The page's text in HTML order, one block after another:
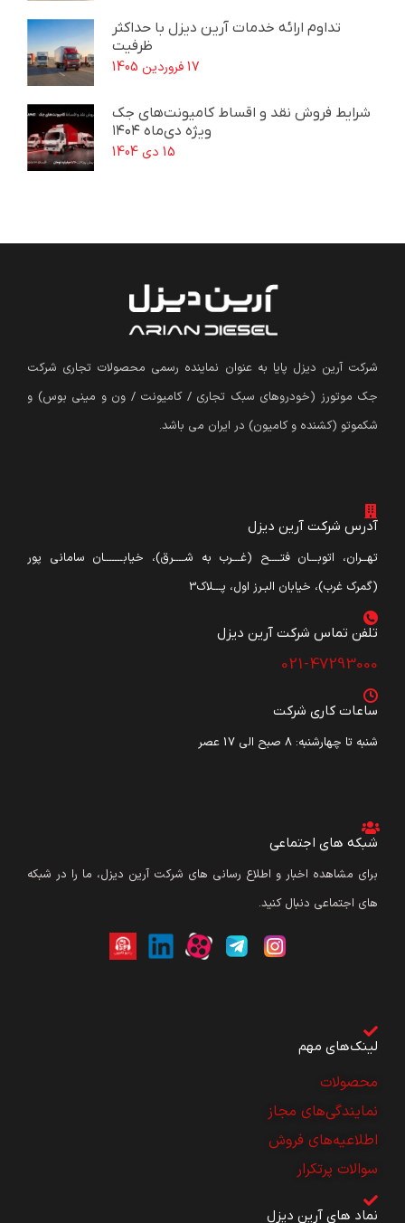
تداوم ارائه خدمات آرین دیزل با حداکثر
ظرفیت
17 فروردین 1405
شرایط فروش نقد و اقساط کامیونت‌های جک
ویژه دی‌ماه ۱۴۰۴
15 دی 1404
شرکت آرین دیزل پایا به عنوان نماینده رسمی محصولات تجاری شرکت
جک موتورز (خودروهای سبک تجاری / کامیونت / ون و مینی بوس) و
شکموتو (کشنده و کامیون) در ایران می باشد.
آدرس شرکت آرین دیزل
تهــران، اتوبـــان فتــــح (غـــرب به شــــرق)، خیابـــــــان سامانی پور
(گمرک غرب)، خیابان البـرز اول، پـــلاک3
تلفن تماس شرکت آرین دیزل​
021-47293000
ساعات کاری شرکت
شنبه تا چهارشنبه: ۸ صبح الی 17 عصر
شبکه های اجتماعی
برای مشاهده اخبار و اطلاع رسانی های شرکت آرین دیزل، ما را در شبکه
های اجتماعی دنبال کنید.
لینک‌های مهم
محصولات
نمایندگی‌های مجاز
اطلاعیه‌های فروش
سوالات پرتکرار
نماد های آرین دیزل